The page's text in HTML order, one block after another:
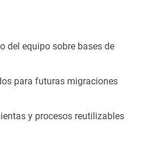
del equipo sobre bases de
para futuras migraciones
y procesos reutilizables